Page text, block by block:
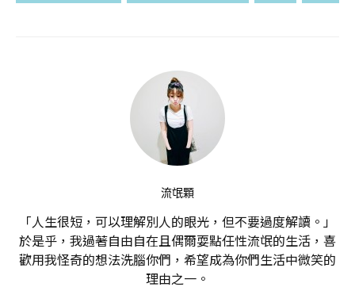
流氓顆
「人生很短，可以理解別人的眼光，但不要過度解讀。」
於是乎，我過著自由自在且偶爾耍點任性流氓的生活，喜
歡用我怪奇的想法洗腦你們，希望成為你們生活中微笑的
理由之一。